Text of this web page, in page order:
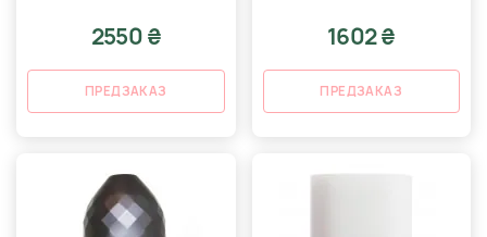
2550 ₴
ПРЕДЗАКАЗ
1602 ₴
ПРЕДЗАКАЗ